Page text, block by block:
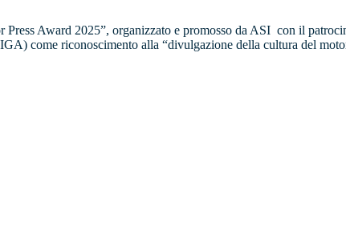
Award 2025”, organizzato e promosso da ASI con il
come riconoscimento alla “divulgazione della cultura del